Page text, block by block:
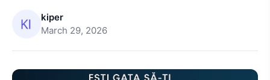
kiper
March 29, 2026